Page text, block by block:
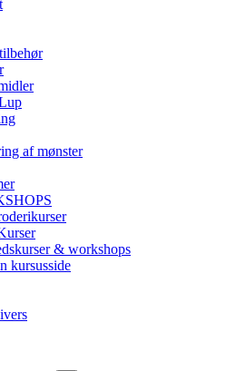
af mønster
& workshops
kursusside